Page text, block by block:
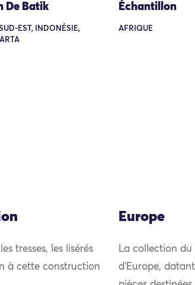
De Batik
EST, INDONÉSIE,
Échantillon
AFRIQUE
tresses, les lisérés
à cette construction
Europe
La collection
d’Europe,